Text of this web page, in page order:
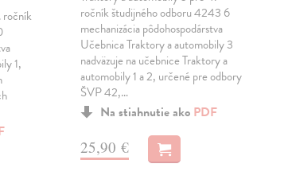
ročník
1,
ročník študijného odboru 4243 6
mechanizácia pôdohospodárstva
Učebnica Traktory a automobily 3
nadväzuje na učebnice Traktory a
automobily 1 a 2, určené pre odbory
ŠVP 42,…
Na stiahnutie ako PDF
25,90 €